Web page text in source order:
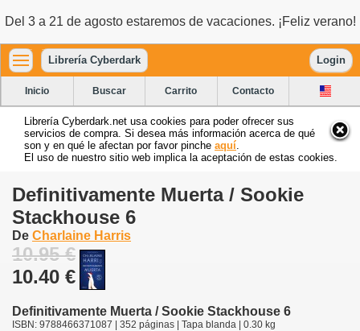
Del 3 a 21 de agosto estaremos de vacaciones. ¡Feliz verano!
Librería Cyberdark Login
Inicio Buscar Carrito Contacto
Librería Cyberdark.net usa cookies para poder ofrecer sus
servicios de compra. Si desea más información acerca de qué
son y en qué le afectan por favor pinche aquí
El uso de nuestro sitio web implica la aceptación de estas cookies.
Definitivamente Muerta / Sookie
Stackhouse 6
De Charlaine Harris
10.95 €
10.40 €
Definitivamente Muerta / Sookie Stackhouse 6
ISBN: 9788466371087 | 352 páginas | Tapa blanda | 0.30 kg